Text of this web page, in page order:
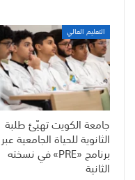
التعليم العالي
جامعة الكويت تهيّئ طلبة
الثانوية للحياة الجامعية عبر
برنامج «PRE» في نسخته
الثانية